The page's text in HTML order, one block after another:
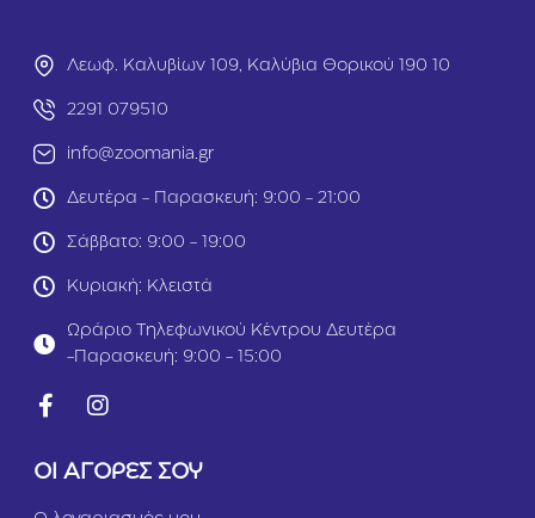
Λεωφ. Καλυβίων 109, Καλύβια Θορικού 190 10
2291 079510
info@zoomania.gr
Δευτέρα - Παρασκευή: 9:00 - 21:00
Σάββατο: 9:00 - 19:00
Κυριακή: Κλειστά
Ωράριο Τηλεφωνικού Κέντρου Δευτέρα
-Παρασκευή: 9:00 - 15:00
ΟΙ ΑΓΟΡΕΣ ΣΟΥ